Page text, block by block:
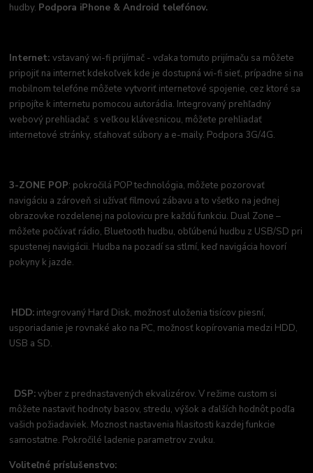
hudby. Podpora iPhone & Android telefónov.
Internet:vstavaný wi-fi prijímač - vďaka tomuto prijímaču sa môžete
pripojiť na internet kdekoľvek kde je dostupná wi-fi sieť, prípadne si na
mobilnom telefóne môžete vytvoriť internetové spojenie, cez ktoré sa
pripojíte k internetu pomocou autorádia. Integrovaný prehľadný
webový prehliadač s veľkou klávesnicou, môžete prehliadať
internetové stránky, sťahovať súbory a e-maily. Podpora 3G/4G.
3-ZONE POP: pokročilá POP technológia, môžete pozorovať
navigáciu a zároveň si užívať filmovú zábavu a to všetko na jednej
obrazovke rozdelenej na polovicu pre každú funkciu. Dual Zone –
môžete počúvať rádio, Bluetooth hudbu, obľúbenú hudbu z USB/SD pri
spustenej navigácii. Hudba na pozadí sa stlmí, keď navigácia hovorí
pokyny k jazde.
HDD: integrovaný Hard Disk, možnosť uloženia tisícov piesní,
usporiadanie je rovnaké ako na PC, možnosť kopírovania medzi HDD,
USB a SD.
DSP:výber z prednastavených ekvalizérov. V režime custom si
môžete nastaviť hodnoty basov, stredu, výšok a ďalších hodnôt podľa
vašich požiadaviek. Moznost nastavenia hlasitosti kazdej funkcie
samostatne. Pokročilé ladenie parametrov zvuku.
Voliteľné príslušenstvo: